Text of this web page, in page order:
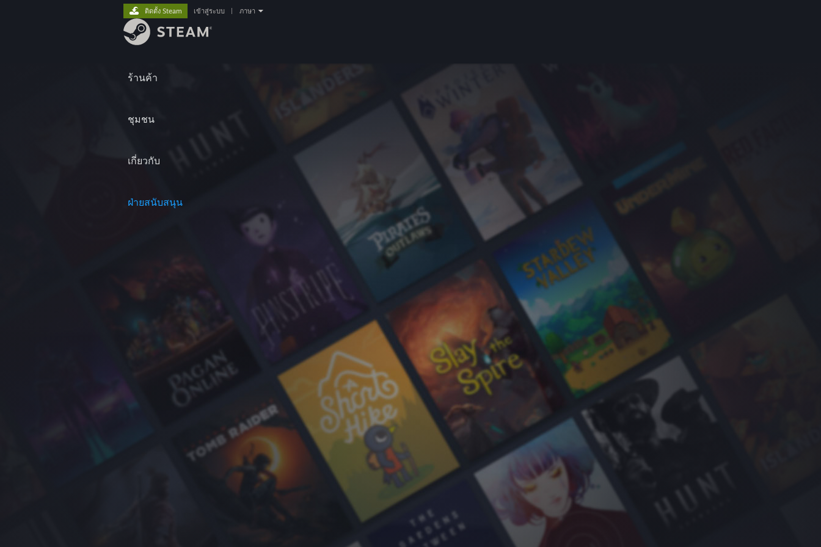
ร้านค้า
ชุมชน
เกี่ยวกับ
ฝ่ายสนับสนุน
ติดตั้ง Steam เข้าสู่ระบบ ภาษา